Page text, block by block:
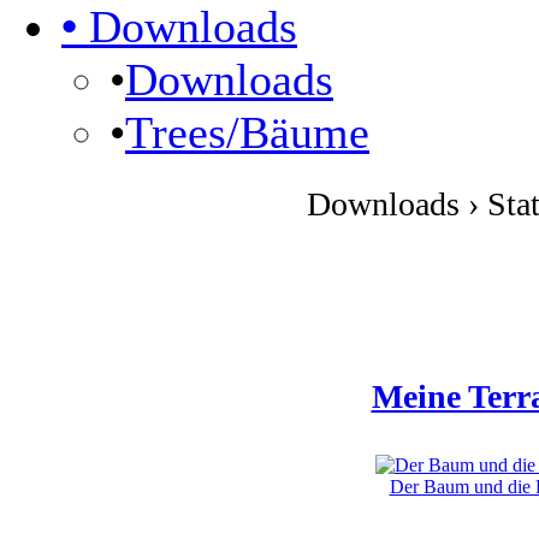
• Downloads
•Downloads
•Trees/Bäume
Downloads ›
Meine
Der Baum und die